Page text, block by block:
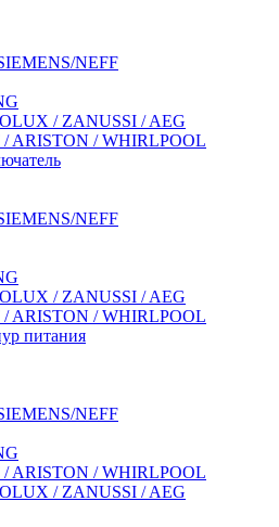
NEFF
/ ZANUSSI / AEG
ARISTON / WHIRLPOOL
NEFF
/ ZANUSSI / AEG
ARISTON / WHIRLPOOL
питания
NEFF
ARISTON / WHIRLPOOL
/ ZANUSSI / AEG